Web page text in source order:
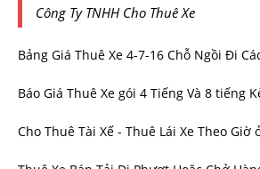
Công Ty TNHH Cho Thuê Xe
Bảng Giá Thuê Xe 4-7-16 Chỗ Ngồi Đi
Báo Giá Thuê Xe gói 4 Tiếng Và 8 tiếng
Cho Thuê Tài Xế - Thuê Lái Xe Theo Giờ